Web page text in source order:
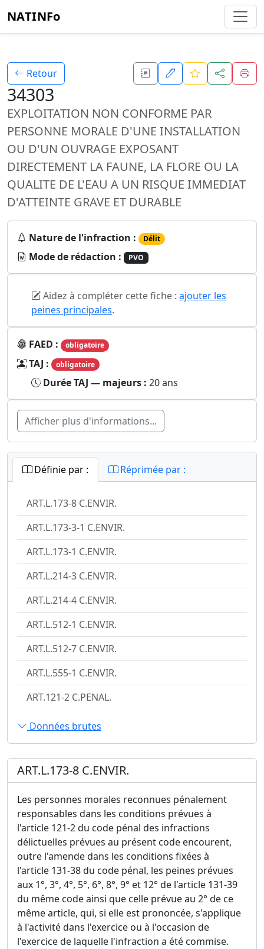
NATINFo
Retour
34303
EXPLOITATION NON CONFORME PAR
PERSONNE MORALE D'UNE INSTALLATION
OU D'UN OUVRAGE EXPOSANT
DIRECTEMENT LA FAUNE, LA FLORE OU LA
QUALITE DE L'EAU A UN RISQUE IMMEDIAT
D'ATTEINTE GRAVE ET DURABLE
Nature de l'infraction : Délit
Mode de rédaction : PVO
Aidez à compléter cette fiche : ajouter les
peines principales.
FAED : obligatoire
TAJ : obligatoire
Durée TAJ — majeurs : 20 ans
Afficher plus d'informations...
Définie par : Réprimée par :
ART.L.173-8 C.ENVIR.
ART.L.173-3-1 C.ENVIR.
ART.L.173-1 C.ENVIR.
ART.L.214-3 C.ENVIR.
ART.L.214-4 C.ENVIR.
ART.L.512-1 C.ENVIR.
ART.L.512-7 C.ENVIR.
ART.L.555-1 C.ENVIR.
ART.121-2 C.PENAL.
Données brutes
ART.L.173-8 C.ENVIR.
Les personnes morales reconnues pénalement
responsables dans les conditions prévues à
l'article 121-2 du code pénal des infractions
délictuelles prévues au présent code encourent,
outre l'amende dans les conditions fixées à
l'article 131-38 du code pénal, les peines prévues
aux 1°, 3°, 4°, 5°, 6°, 8°, 9° et 12° de l'article 131-39
du même code ainsi que celle prévue au 2° de ce
même article, qui, si elle est prononcée, s'applique
à l'activité dans l'exercice ou à l'occasion de
l'exercice de laquelle l'infraction a été commise.